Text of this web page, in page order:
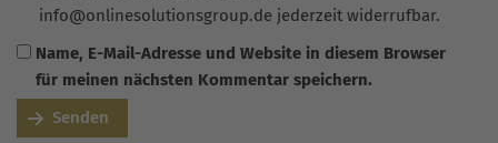
info@onlinesolutionsgroup.de jederzeit widerrufbar.
Name, E-Mail-Adresse und Website in diesem Browser
für meinen nächsten Kommentar speichern.
Senden